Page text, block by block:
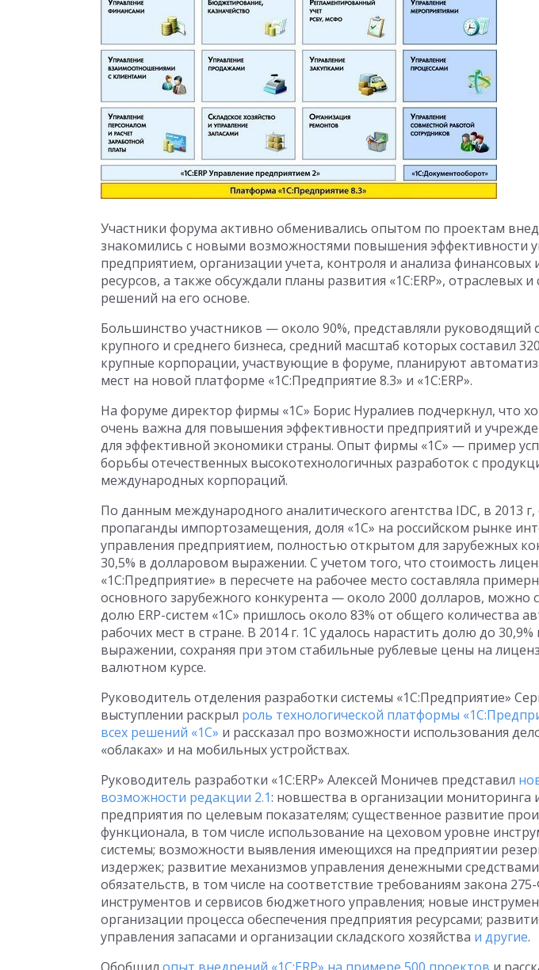
Участники форума активно обменивались опытом по проектам
знакомились с новыми возможностями повышения эффективности
предприятием, организации учета, контроля и анализа
ресурсов, а также обсуждали планы развития «1С:ERP», отраслевых
решений на его основе.
Большинство участников — около 90%, представляли руководящий
крупного и среднего бизнеса, средний масштаб которых составил
крупные корпорации, участвующие в форуме, планируют
мест на новой платформе «1С:Предприятие 8.3» и «1С:ERP».
На форуме директор фирмы «1С» Борис Нуралиев подчеркнул, что
очень важна для повышения эффективности предприятий и
для эффективной экономики страны. Опыт фирмы «1С» — пример
борьбы отечественных высокотехнологичных разработок с
международных корпораций.
По данным международного аналитического агентства IDC, в 2013
пропаганды импортозамещения, доля «1С» на российском рынке
управления предприятием, полностью открытом для зарубежных
30,5% в долларовом выражении. С учетом того, что стоимость
«1С:Предприятие» в пересчете на рабочее место составляла
основного зарубежного конкурента — около 2000 долларов, можно
долю ERP-систем «1С» пришлось около 83% от общего количества
рабочих мест в стране. В 2014 г. 1С удалось нарастить долю до
выражении, сохраняя при этом стабильные рублевые цены на
валютном курсе.
Руководитель отделения разработки системы «1С:Предприятие»
выступлении раскрыл роль технологической платформы
всех решений «1С» и рассказал про возможности использования
«облаках» и на мобильных устройствах.
Руководитель разработки «1С:ERP» Алексей Моничев представил
возможности редакции 2.1: новшества в организации мониторинга
предприятия по целевым показателям; существенное развитие
функционала, в том числе использование на цеховом уровне
системы; возможности выявления имеющихся на предприятии
издержек; развитие механизмов управления денежными
обязательств, в том числе на соответствие требованиям закона
инструментов и сервисов бюджетного управления; новые
организации процесса обеспечения предприятия ресурсами;
управления запасами и организации складского хозяйства и другие.